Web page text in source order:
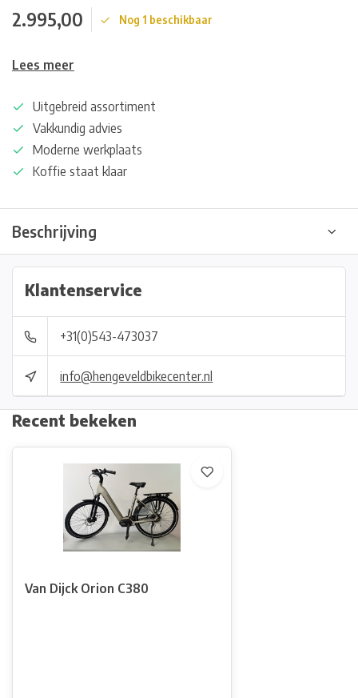
2.995,00 Nog 1 beschikbaar
Lees meer
Uitgebreid assortiment
Vakkundig advies
Moderne werkplaats
Koffie staat klaar
Beschrijving
Klantenservice
+31(0)543-473037
info@hengeveldbikecenter.nl
Recent bekeken
Van Dijck Orion C380